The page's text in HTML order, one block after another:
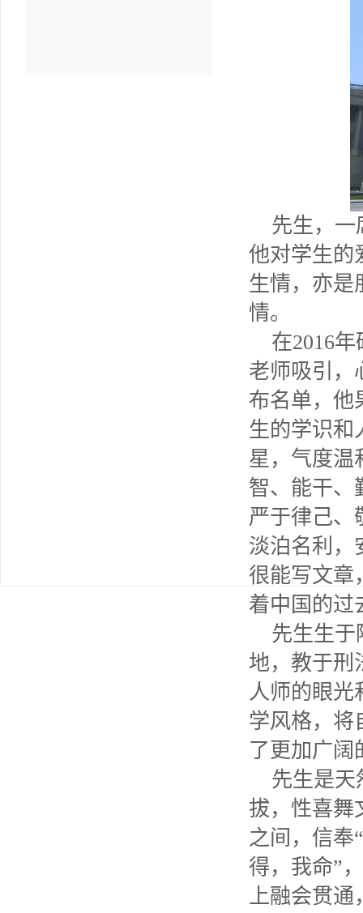
先生，一
他对学生的
生情，亦是
情。
在2016年
老师吸引，
布名单，他
生的学识和
星，气度温
智、能干、
严于律己、
淡泊名利，
很能写文章
着中国的过
先生生于
地，教于刑
人师的眼光
学风格，将
了更加广阔
先生是天
拔，性喜舞
之间，信奉
得，我命”
上融会贯通